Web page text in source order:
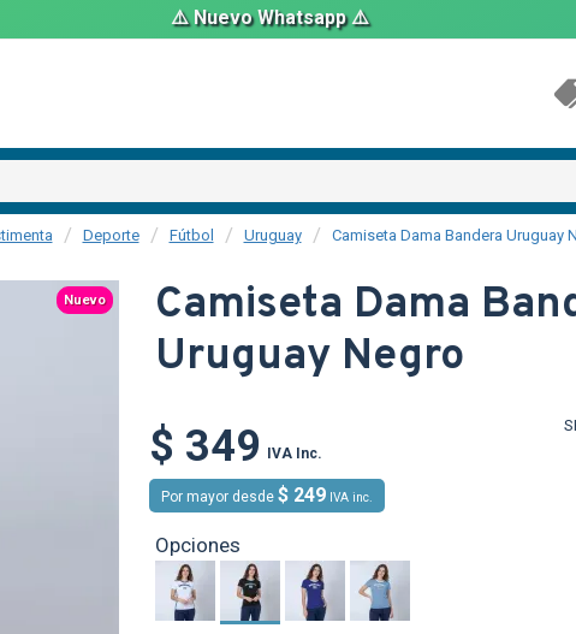
⚠️ Nuevo Whatsapp ⚠️
Deporte Fútbol Uruguay Camiseta Dama Bandera Uruguay
Nuevo
Camiseta Dama
Uruguay Negro
$ 349 IVA Inc.
Por mayor desde $ 249 IVA inc.
Opciones
Bandera Poliester 90 Uruguay